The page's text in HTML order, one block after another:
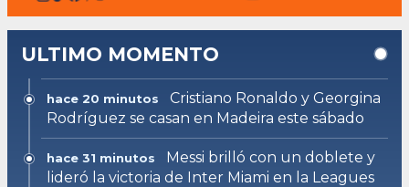
ULTIMO MOMENTO
hace 20 minutos
Cristiano Ronaldo y Georgina
Rodríguez se casan en Madeira este sábado
hace 31 minutos
Messi brilló con un doblete y
lideró la victoria de Inter Miami en la Leagues